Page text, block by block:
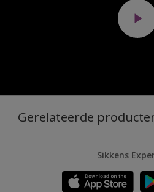
Gerelateerde
Sikkens